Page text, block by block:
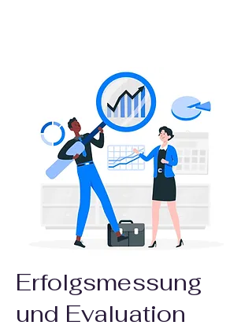
Erfolgsmessung
und Evaluation